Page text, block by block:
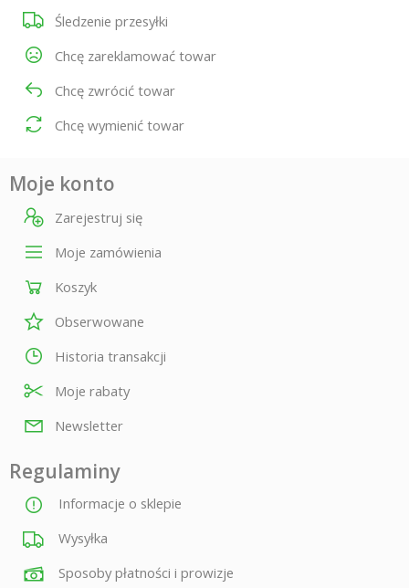
Śledzenie przesyłki
Chcę zareklamować towar
Chcę zwrócić towar
Chcę wymienić towar
Moje konto
Zarejestruj się
Moje zamówienia
Koszyk
Obserwowane
Historia transakcji
Moje rabaty
Newsletter
Regulaminy
Informacje o sklepie
Wysyłka
Sposoby płatności i prowizje